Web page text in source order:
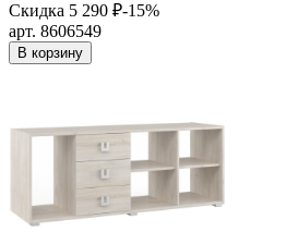
Скидка 5 290 ₽-15%
арт. 8606549
В корзину